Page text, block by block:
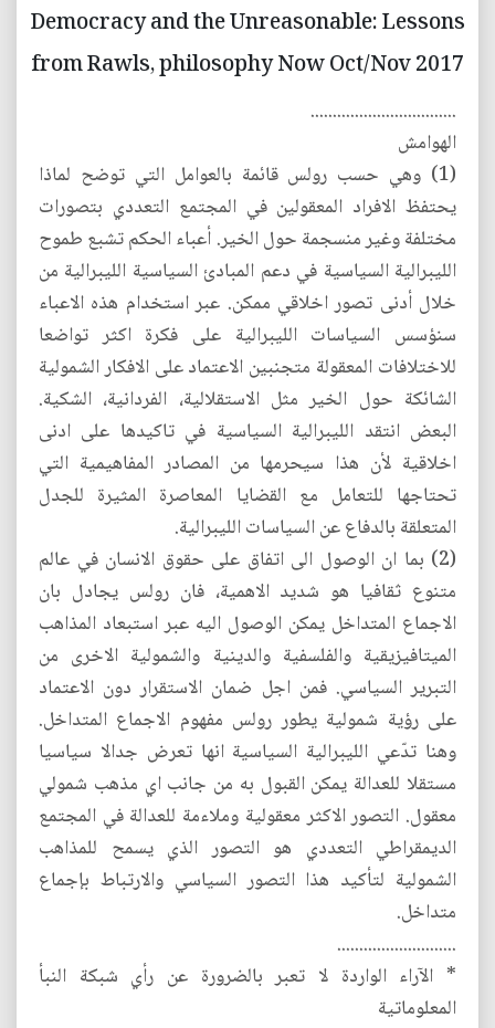
Democracy and the Unreasonable: Lessons
from Rawls, philosophy Now Oct/Nov 2017
.................................
الهوامش
(1) وهي حسب رولس قائمة بالعوامل التي توضح لماذا
يحتفظ الافراد المعقولين في المجتمع التعددي بتصورات
مختلفة وغير منسجمة حول الخير. أعباء الحكم تشبع طموح
الليبرالية السياسية في دعم المبادئ السياسية الليبرالية من
خلال أدنى تصور اخلاقي ممكن. عبر استخدام هذه الاعباء
سنؤسس السياسات الليبرالية على فكرة اكثر تواضعا
للاختلافات المعقولة متجنبين الاعتماد على الافكار الشمولية
الشائكة حول الخير مثل الاستقلالية، الفردانية، الشكية.
البعض انتقد الليبرالية السياسية في تاكيدها على ادنى
اخلاقية لأن هذا سيحرمها من المصادر المفاهيمية التي
تحتاجها للتعامل مع القضايا المعاصرة المثيرة للجدل
المتعلقة بالدفاع عن السياسات الليبرالية.
(2) بما ان الوصول الى اتفاق على حقوق الانسان في عالم
متنوع ثقافيا هو شديد الاهمية، فان رولس يجادل بان
الاجماع المتداخل يمكن الوصول اليه عبر استبعاد المذاهب
الميتافيزيقية والفلسفية والدينية والشمولية الاخرى من
التبرير السياسي. فمن اجل ضمان الاستقرار دون الاعتماد
على رؤية شمولية يطور رولس مفهوم الاجماع المتداخل.
وهنا تدّعي الليبرالية السياسية انها تعرض جدالا سياسيا
مستقلا للعدالة يمكن القبول به من جانب اي مذهب شمولي
معقول. التصور الاكثر معقولية وملاءمة للعدالة في المجتمع
الديمقراطي التعددي هو التصور الذي يسمح للمذاهب
الشمولية لتأكيد هذا التصور السياسي والارتباط بإجماع
متداخل.
...........................
* الآراء الواردة لا تعبر بالضرورة عن رأي شبكة النبأ
المعلوماتية